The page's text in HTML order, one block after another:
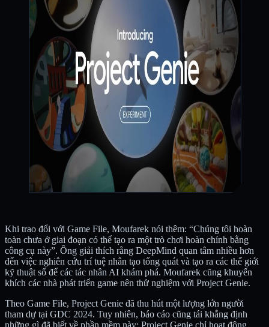
Khi trao đổi với Game File, Moufarek nói thêm: “Chúng tôi hoàn
toàn chưa ở giai đoạn có thể tạo ra một trò chơi hoàn chỉnh bằng
công cụ này”. Ông giải thích rằng DeepMind quan tâm nhiều hơn
đến việc nghiên cứu trí tuệ nhân tạo tổng quát và tạo ra các thế giới
kỹ thuật số để các tác nhân AI khám phá. Moufarek cũng khuyến
khích các nhà phát triển game nên thử nghiệm với Project Genie.
Theo Game File, Project Genie đã thu hút một lượng lớn người
tham dự tại GDC 2024. Tuy nhiên, báo cáo cũng tái khẳng định
những gì đã biết về phần mềm này: Project Genie chỉ hoạt động